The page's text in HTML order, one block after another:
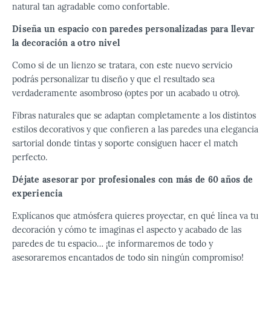
natural tan agradable como confortable.
Diseña un espacio con paredes personalizadas para llevar
la decoración a otro nivel
Como si de un lienzo se tratara, con este nuevo servicio
podrás personalizar tu diseño y que el resultado sea
verdaderamente asombroso (optes por un acabado u otro).
Fibras naturales que se adaptan completamente a los distintos
estilos decorativos y que confieren a las paredes una elegancia
sartorial donde tintas y soporte consiguen hacer el match
perfecto.
Déjate asesorar por profesionales con más de 60 años de
experiencia
Explícanos que atmósfera quieres proyectar, en qué línea va tu
decoración y cómo te imaginas el aspecto y acabado de las
paredes de tu espacio… ¡te informaremos de todo y
asesoraremos encantados de todo sin ningún compromiso!